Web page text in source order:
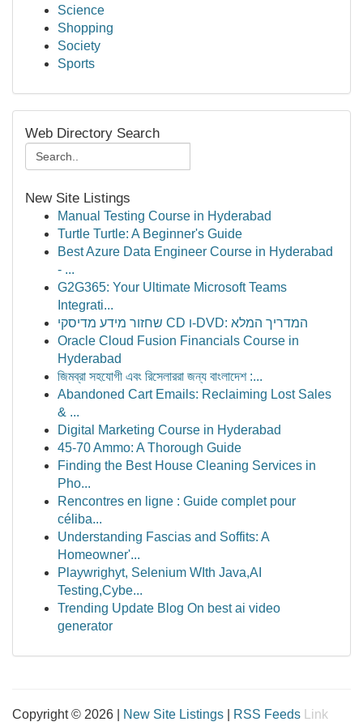
Science
Shopping
Society
Sports
Web Directory Search
New Site Listings
Manual Testing Course in Hyderabad
Turtle Turtle: A Beginner's Guide
Best Azure Data Engineer Course in Hyderabad
- ...
G2G365: Your Ultimate Microsoft Teams
Integrati...
שחזור מידע מדיסקי CD ו-DVD: המדריך המלא
Oracle Cloud Fusion Financials Course in
Hyderabad
জিমব্রা সহযোগী এবং রিসেলাররা জন্য বাংলাদেশ :...
Abandoned Cart Emails: Reclaiming Lost Sales
& ...
Digital Marketing Course in Hyderabad
45-70 Ammo: A Thorough Guide
Finding the Best House Cleaning Services in
Pho...
Rencontres en ligne : Guide complet pour
céliba...
Understanding Fascias and Soffits: A
Homeowner'...
Playwrighyt, Selenium WIth Java,AI
Testing,Cybe...
Trending Update Blog On best ai video
generator
Copyright © 2026 | New Site Listings RSS Feeds Link